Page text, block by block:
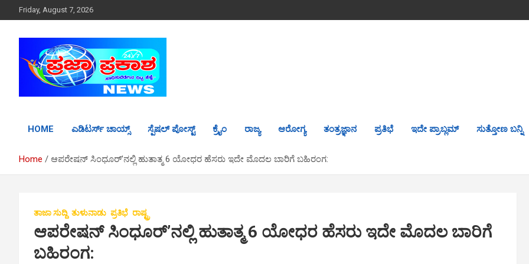
k
Friday, August 7, 2026
HOME ಎಡಿಟರ್ಸ್ ಚಾಯ್ಸ್ ಸ್ಪೆಷಲ್ ಪೋಸ್ಟ್ ಕ್ರೈಂ ರಾಜ್ಯ ಆರೋಗ್ಯ ತಂತ್ರಜ್ಞಾನ ಪ್ರತಿಭೆ ಇದೇ ಪ್ರಾಬ್ಲಮ್ ಸುತ್ತೋಣ ಬನ್ನಿ
Home ಆಪರೇಷನ್ ಸಿಂಧೂರ್’​​ನಲ್ಲಿ ಹುತಾತ್ಮ 6 ಯೋಧರ ಹೆಸರು ಇದೇ ಮೊದಲ ಬಾರಿಗೆ ಬಹಿರಂಗ:
ತಾಜಾ ಸುದ್ದಿ ತುಳುನಾಡು ಪ್ರತಿಭೆ ರಾಷ್ಟ್ರ
ಆಪರೇಷನ್ ಸಿಂಧೂರ್’​​ನಲ್ಲಿ ಹುತಾತ್ಮ 6 ಯೋಧರ ಹೆಸರು ಇದೇ ಮೊದಲ ಬಾರಿಗೆ
ಬಹಿರಂಗ: